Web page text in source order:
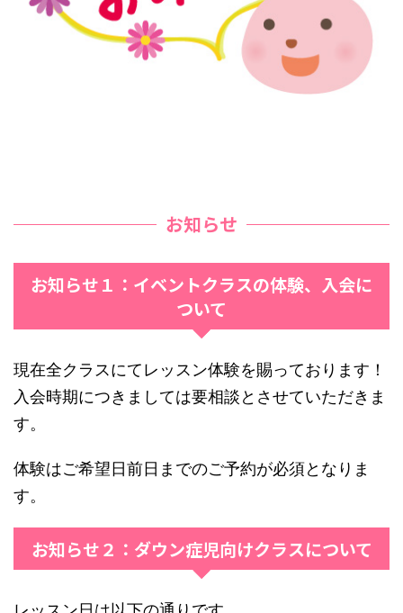
お知らせ
お知らせ１：イベントクラスの体験、入会に
ついて
現在全クラスにてレッスン体験を賜っております！
入会時期につきましては要相談とさせていただきま
す。
体験はご希望日前日までのご予約が必須となりま
す。
お知らせ２：ダウン症児向けクラスについて